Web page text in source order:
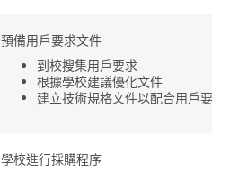
預備用戶要求文件
到校搜集用戶要求
根據學校建議優化文件
建立技術規格文件以配合用戶要求
學校進行採購程序